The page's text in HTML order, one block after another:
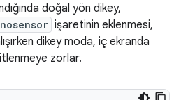
doğal yön dikey,
nosensor işaretinin eklenmesi,
dikey moda, iç ekranda
zorlar.